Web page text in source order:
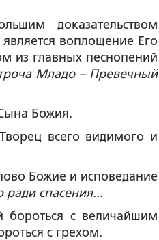
доказательством
воплощение Его
из главных песнопений
Младо – Превечный
Божия.
всего видимого и
Божие и исповедание
ради спасения...
бороться с величайшим
с грехом.